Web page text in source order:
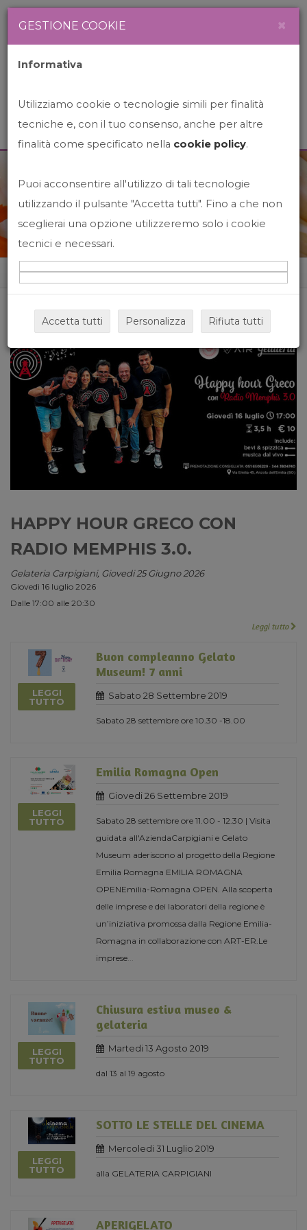
News&Events
Home News&events
HAPPY HOUR GRECO CON
RADIO MEMPHIS 3.0.
Gelateria Carpigiani, Giovedi 25 Giugno 2026
Giovedì 16 luglio 2026
Dalle 17:00 alle 20:30
Leggi tutto
LEGGI
TUTTO
Buon compleanno Gelato
Museum! 7 anni
Sabato 28 Settembre 2019
Sabato 28 settembre ore 10.30 -18.00
LEGGI
TUTTO
Emilia Romagna Open
Giovedi 26 Settembre 2019
Sabato 28 settembre ore 11.00 - 12.30 | Visita
guidata all'AziendaCarpigiani e Gelato
Museum aderiscono al progetto della Regione
Emilia Romagna EMILIA ROMAGNA
OPENEmilia-Romagna OPEN. Alla scoperta
delle imprese e dei laboratori della regione è
un’iniziativa promossa dalla Regione Emilia-
Romagna in collaborazione con ART-ER.Le
imprese
LEGGI
TUTTO
Chiusura estiva museo &
gelateria
Martedi 13 Agosto 2019
dal 13 al 19 agosto
LEGGI
TUTTO
SOTTO LE STELLE DEL CINEMA
Mercoledi 31 Luglio 2019
alla GELATERIA CARPIGIANI
APERIGELATO
GESTIONE COOKIE ×
Informativa
Utilizziamo cookie o tecnologie simili per finalità
tecniche e, con il tuo consenso, anche per altre
finalità come specificato nella cookie policy.
Puoi acconsentire all'utilizzo di tali tecnologie
utilizzando il pulsante "Accetta tutti". Fino a che non
sceglierai una opzione utilizzeremo solo i cookie
tecnici e necessari.
Accetta tutti Personalizza Rifiuta tutti